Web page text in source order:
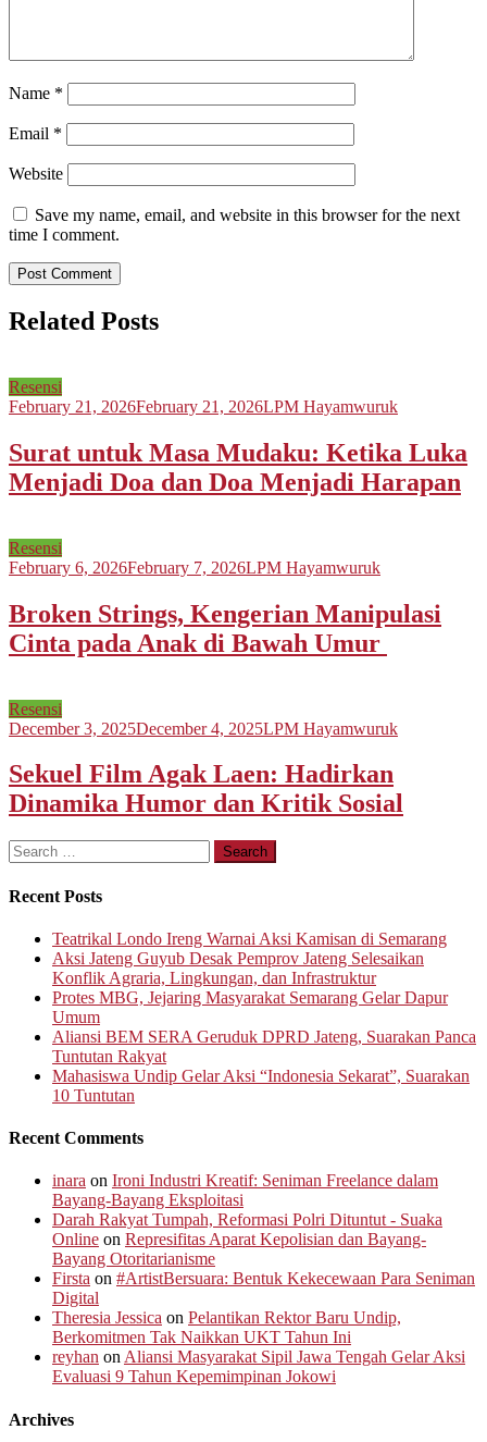
Name *
Email *
Website
Save my name, email, and website in this browser for the next
time I comment.
Related Posts
Resensi
February 21, 2026February 21, 2026LPM Hayamwuruk
Surat untuk Masa Mudaku: Ketika Luka
Menjadi Doa dan Doa Menjadi Harapan
Resensi
February 6, 2026February 7, 2026LPM Hayamwuruk
Broken Strings, Kengerian Manipulasi
Cinta pada Anak di Bawah Umur
Resensi
December 3, 2025December 4, 2025LPM Hayamwuruk
Sekuel Film Agak Laen: Hadirkan
Dinamika Humor dan Kritik Sosial
Search
for:
Recent Posts
Teatrikal Londo Ireng Warnai Aksi Kamisan di Semarang
Aksi Jateng Guyub Desak Pemprov Jateng Selesaikan
Konflik Agraria, Lingkungan, dan Infrastruktur
Protes MBG, Jejaring Masyarakat Semarang Gelar Dapur
Umum
Aliansi BEM SERA Geruduk DPRD Jateng, Suarakan Panca
Tuntutan Rakyat
Mahasiswa Undip Gelar Aksi “Indonesia Sekarat”, Suarakan
10 Tuntutan
Recent Comments
inara on Ironi Industri Kreatif: Seniman Freelance dalam
Bayang-Bayang Eksploitasi
Darah Rakyat Tumpah, Reformasi Polri Dituntut - Suaka
Online on Represifitas Aparat Kepolisian dan Bayang-
Bayang Otoritarianisme
Firsta on #ArtistBersuara: Bentuk Kekecewaan Para Seniman
Digital
Theresia Jessica on Pelantikan Rektor Baru Undip,
Berkomitmen Tak Naikkan UKT Tahun Ini
reyhan onAliansi Masyarakat Sipil Jawa Tengah Gelar Aksi
Evaluasi 9 Tahun Kepemimpinan Jokowi
Archives